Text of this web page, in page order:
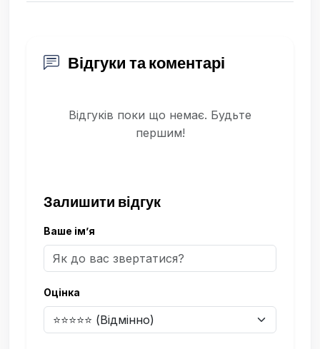
Відгуки та коментарі
Відгуків поки що немає. Будьте
першим!
Залишити відгук
Ваше ім’я
Оцінка